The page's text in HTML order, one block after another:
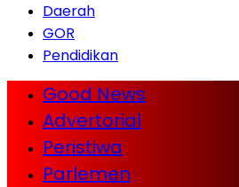
Daerah
GOR
Pendidikan
Good News
Advertorial
Peristiwa
Parlemen